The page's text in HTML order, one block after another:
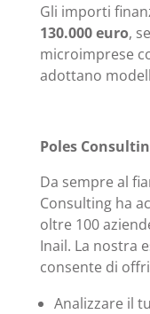
Gli importi
130.000 euro,
microimprese
adottano
Poles
Da sempre al
Consulting ha
oltre 100
Inail. La nostra
consente di
Analizzare il